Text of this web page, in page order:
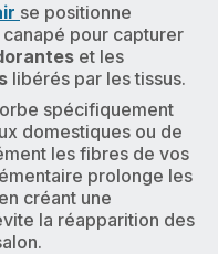
se positionne
pour capturer
et les
libérés par les tissus.
spécifiquement
domestiques ou de
les fibres de vos
prolonge les
créant une
la réapparition des